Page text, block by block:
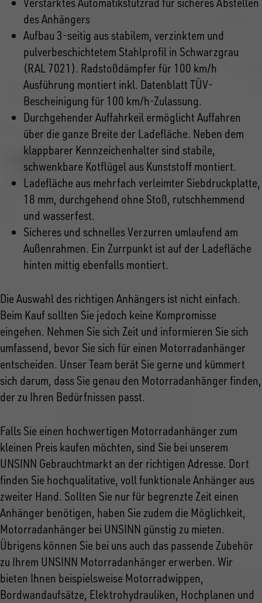
des Anhängers
Aufbau 3-seitig aus stabilem, verzinktem und
pulverbeschichtetem Stahlprofil in Schwarzgrau
(RAL 7021). Radstoßdämpfer für 100 km/h
Ausführung montiert inkl. Datenblatt TÜV-
Bescheinigung für 100 km/h-Zulassung.
Durchgehender Auffahrkeil ermöglicht Auffahren
über die ganze Breite der Ladefläche. Neben dem
klappbarer Kennzeichenhalter sind stabile,
schwenkbare Kotflügel aus Kunststoff montiert.
Ladefläche aus mehrfach verleimter Siebdruckplatte,
18 mm, durchgehend ohne Stoß, rutschhemmend
und wasserfest.
Sicheres und schnelles Verzurren umlaufend am
Außenrahmen. Ein Zurrpunkt ist auf der Ladefläche
hinten mittig ebenfalls montiert.
Die Auswahl des richtigen Anhängers ist nicht einfach.
Beim Kauf sollten Sie jedoch keine Kompromisse
eingehen. Nehmen Sie sich Zeit und informieren Sie sich
umfassend, bevor Sie sich für einen Motorradanhänger
entscheiden. Unser Team berät Sie gerne und kümmert
sich darum, dass Sie genau den Motorradanhänger finden,
der zu Ihren Bedürfnissen passt.
Falls Sie einen hochwertigen Motorradanhänger zum
kleinen Preis kaufen möchten, sind Sie bei unserem
UNSINN Gebrauchtmarkt an der richtigen Adresse. Dort
finden Sie hochqualitative, voll funktionale Anhänger aus
zweiter Hand. Sollten Sie nur für begrenzte Zeit einen
Anhänger benötigen, haben Sie zudem die Möglichkeit,
Motorradanhänger bei UNSINN günstig zu mieten.
Übrigens können Sie bei uns auch das passende Zubehör
zu Ihrem UNSINN Motorradanhänger erwerben. Wir
bieten Ihnen beispielsweise Motorradwippen,
Bordwandaufsätze, Elektrohydrauliken, Hochplanen und